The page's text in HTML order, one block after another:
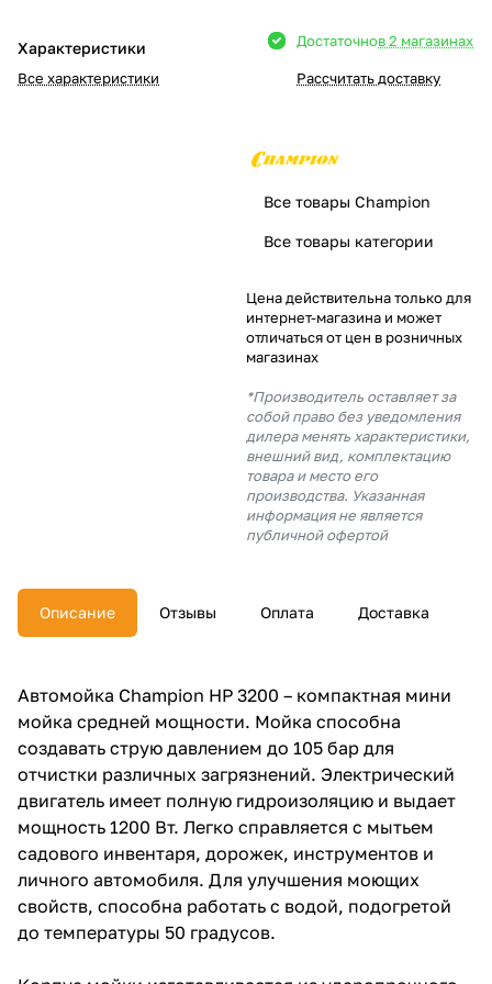
Характеристики
Все характеристики
Достаточнов 2 магазинах
Рассчитать доставку
Все товары Champion
Все товары категории
Цена действительна только для
интернет-магазина и может
отличаться от цен в розничных
магазинах
*Производитель оставляет за
собой право без уведомления
дилера менять характеристики,
внешний вид, комплектацию
товара и место его
производства. Указанная
информация не является
публичной офертой
Описание Отзывы Оплата Доставка
Автомойка Champion HP 3200 – компактная мини
мойка средней мощности. Мойка способна
создавать струю давлением до 105 бар для
отчистки различных загрязнений. Электрический
двигатель имеет полную гидроизоляцию и выдает
мощность 1200 Вт. Легко справляется с мытьем
садового инвентаря, дорожек, инструментов и
личного автомобиля. Для улучшения моющих
свойств, способна работать с водой, подогретой
до температуры 50 градусов.
в корзину
% картой любого банка
% будут
с вашей карты
недели
plait.ru